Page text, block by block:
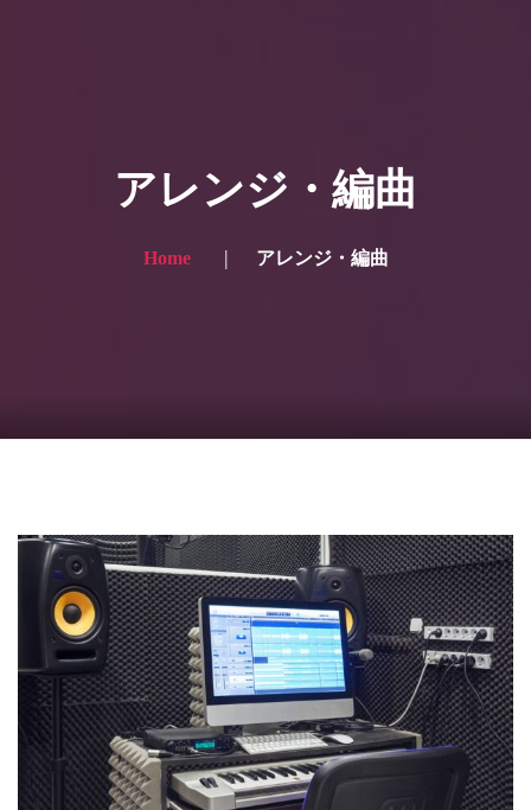
プランと価格
のっくん
お客様の声
お問い合わせ
アレンジ・編曲
Home アレンジ・編曲